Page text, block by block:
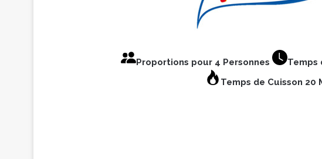
Proportions pour 4 Personnes
Temps
Temps de Cuisson 20